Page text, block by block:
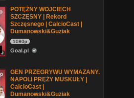
POTĘŻNY WOJCIECH
SZCZĘSNY | Rekord
Szczęsnego | CalcioCast |
Dumanowski&Guziak
1080p
Goal.pl
GEN PRZEGRYWU WYMAZANY.
NAPOLI PRĘŻY MUSKUŁY |
CalcioCast |
Dumanowski&Guziak